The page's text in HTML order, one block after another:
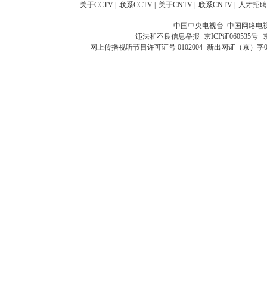
关于CCTV 联系CCTV 关于CNTV 联系CNTV 人才招聘
中国中央电视台 中国网络电
违法和不良信息举报 京ICP证060535号
网上传播视听节目许可证号 0102004 新出网证（京）